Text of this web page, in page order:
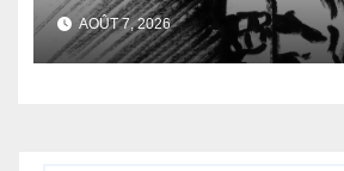
familiale et regard
anthropologique
AOÛT 7, 2026